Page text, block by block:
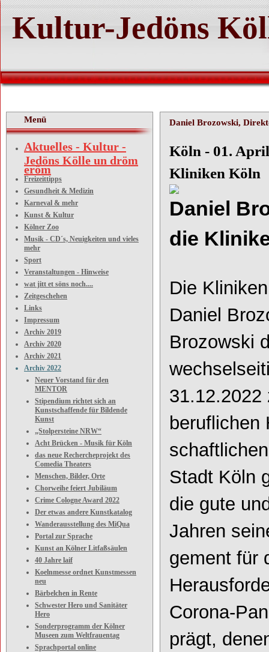
Kultur-Jedöns
Menü
Aktuelles - Kultur -
Jedöns Kölle un dröm
eröm
Freizeittipps
Gesundheit & Medizin
Karneval & mehr
Kunst & Kultur
Kölner Zoo
Musik - CD´s, Neuigkeiten und vieles
mehr
Sport
Veranstaltungen - Hinweise
wat jitt et söns noch....
Zeitgeschehen
Links
Impressum
Archiv 2019
Archiv 2020
Archiv 2021
Archiv 2022
Neuer Vorstand für den
MENTOR
Stipendium richtet sich an
Kunstschaffende für Bildende
Kunst
„Stolpersteine NRW“
Acht Brücken - Musik für Köln
das neue Rechercheprojekt des
Comedia Theaters
Menschen, Bilder, Orte
Chorweihe feiert Jubiläum
Crime Cologne Award 2022
Der etwas andere Kunstkatalog
Wanderausstellung des MiQua
Portal zur Sprache
Kunst an Kölner Litfaßsäulen
40 Jahre laif
Koelnmesse ordnet Kunstmessen
neu
Bärbelchen in Rente
Schwester Hero und Sanitäter
Hero
Sonderprogramm der Kölner
Museen zum Weltfrauentag
Sprachportal online
Daniel Brozowski,
Köln
Kliniken Köln
Daniel
die
Die
Daniel
Brozowski
31.12.2022
beruflichen
Stadt Köln
die gute
Jahren
gement für
Corona-
prägt,